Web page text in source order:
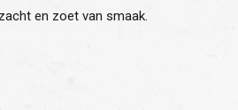
en zoet van smaak.